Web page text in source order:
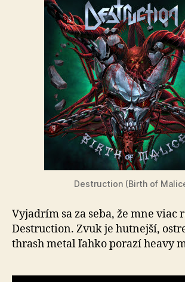
Destruction (Birth of
Vyjadrím sa za seba, že mne viac
Destruction. Zvuk je hutnejší,
thrash metal ľahko porazí heavy